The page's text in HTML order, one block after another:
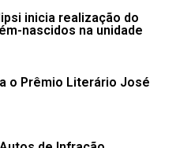
inicia realização do
nascidos na unidade
o Prêmio Literário José